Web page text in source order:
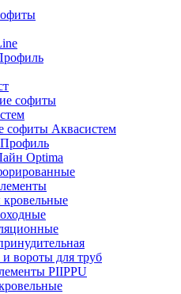
софиты
софиты Аквасистем
Optima
вороты для труб
PIIPPU